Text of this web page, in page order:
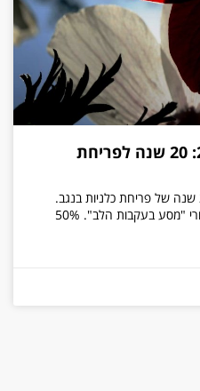
פסטיבל דרום בלב 2026: 20 שנה לפריחת
פסטיבל דרום בלב חוזר לחגוג 20 שנה של פריחת כלניות בנגב.
"מסע בעקבות הלב". 50%